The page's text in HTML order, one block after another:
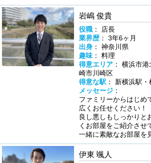
岩嶋 俊貴
役職： 店長
業界歴： 3年6ヶ月
出身： 神奈川県
趣味： 料理
得意エリア： 横浜市港
崎市川崎区
得意な駅 ： 新横浜駅
メッセージ：
ファミリーからはじめ
広くお任せください！
良し悪しもしっかりと
くお部屋をご紹介させ
一緒に素敵なお部屋を
伊東 颯人